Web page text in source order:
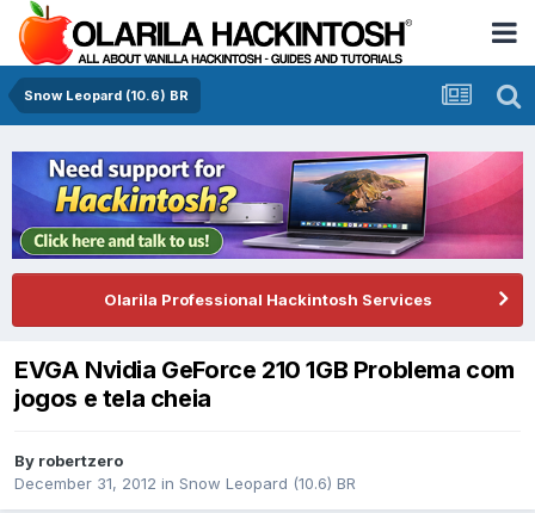
Snow Leopard (10.6) BR
Olarila Professional Hackintosh Services
EVGA Nvidia GeForce 210 1GB Problema com
jogos e tela cheia
By robertzero
December 31, 2012 in Snow Leopard (10.6) BR